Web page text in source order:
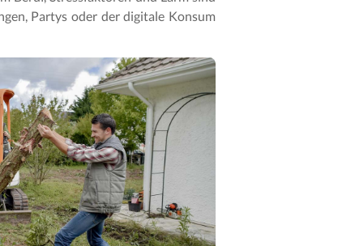
Partys oder der digitale Konsum